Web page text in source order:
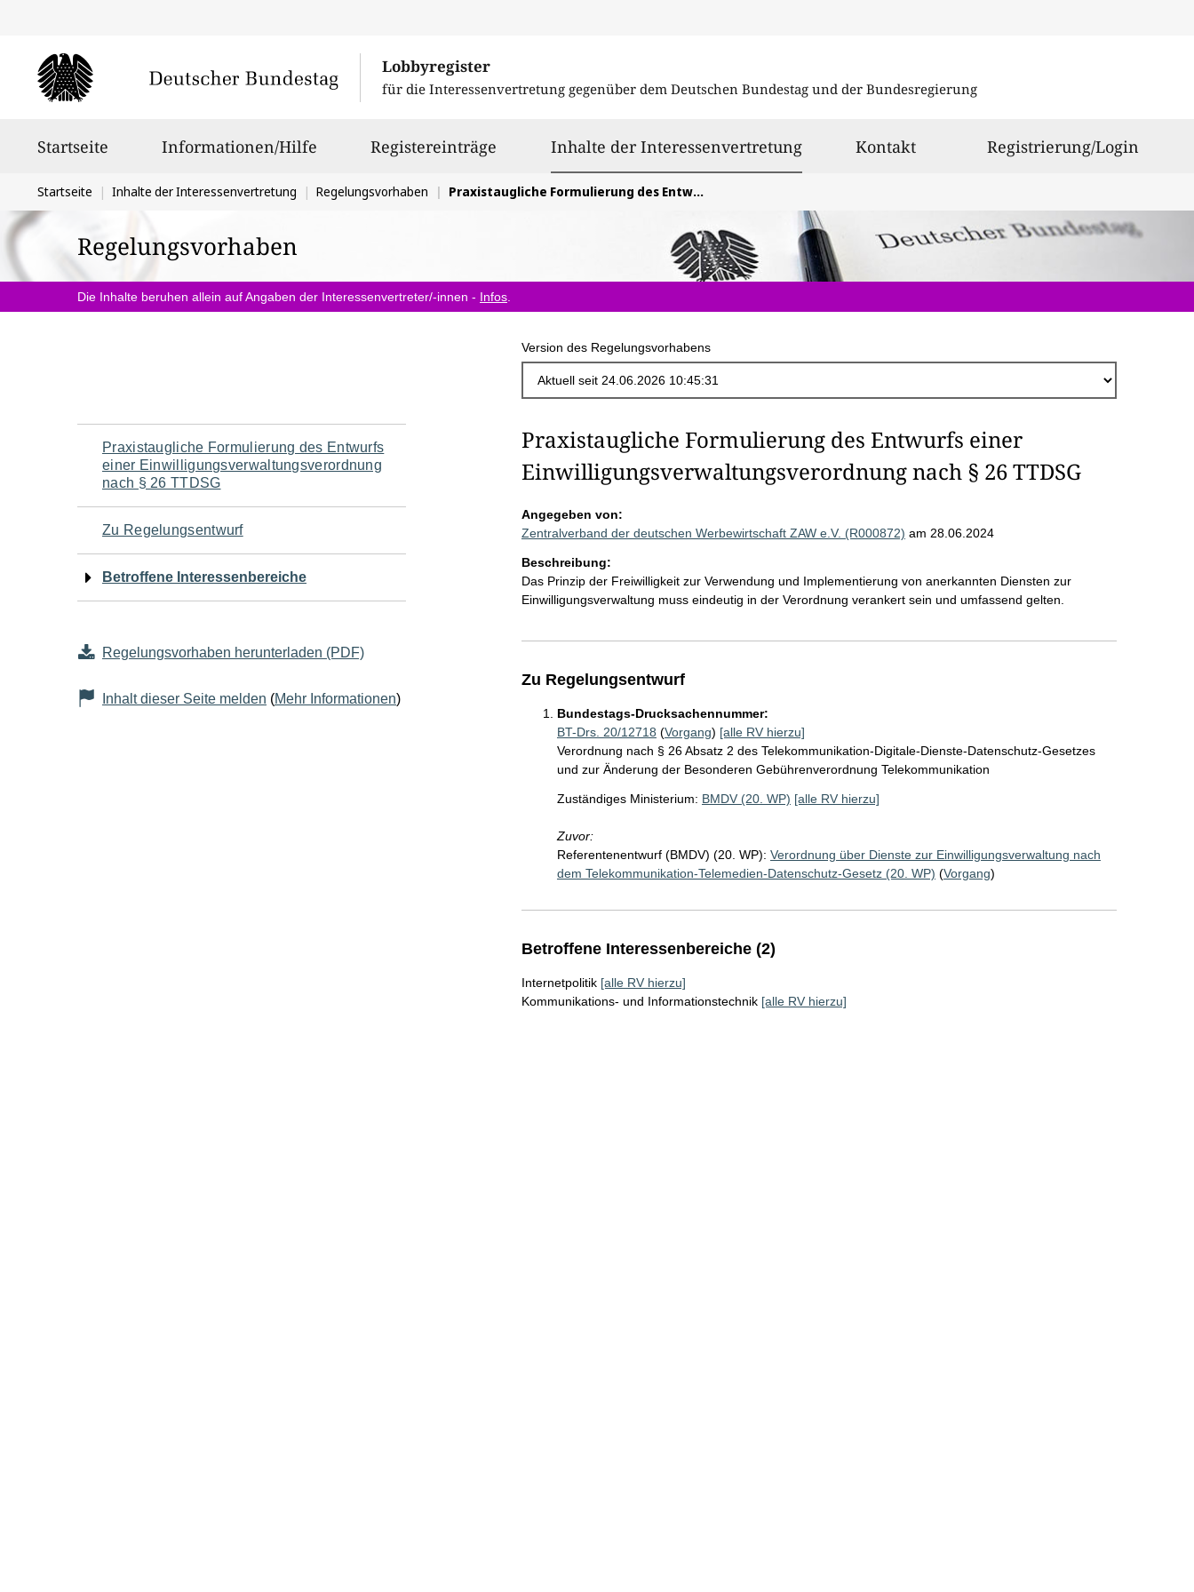
Lobbyregister
für die Interessenvertretung gegenüber dem Deutschen Bundestag und der Bundesregierung
Startseite Informationen/Hilfe Registereinträge Inhalte der Interessenvertretungausgewählt
Kontakt Registrierung/Login
Sie
befinden
sich
hier:
Startseite Inhalte der Interessenvertretung Regelungsvorhaben Praxistaugliche Formulierung des Entwurfs einer Einwilligungsverwaltungsverordnung nach § 26 TTDSG
Regelungsvorhaben
Die Inhalte beruhen allein auf Angaben der Interessenvertreter/-innen - Infos
Version des Regelungsvorhabens
Navigation
für
den
Seiteninhalt
Praxistaugliche Formulierung des Entwurfs
einer Einwilligungsverwaltungsverordnung
nach § 26 TTDSG
Zu Regelungsentwurf
Betroffene Interessenbereiche
Regelungsvorhaben herunterladen (PDF)
Inhalt dieser Seite melden (Mehr Informationen)
Praxistaugliche Formulierung des Entwurfs einer
Einwilligungsverwaltungsverordnung nach § 26 TTDSG
Angegeben von:
Zentralverband der deutschen Werbewirtschaft ZAW e.V. (R000872) am 28.06.2024
Beschreibung:
Das Prinzip der Freiwilligkeit zur Verwendung und Implementierung von anerkannten Diensten zur
Einwilligungsverwaltung muss eindeutig in der Verordnung verankert sein und umfassend gelten.
Zu Regelungsentwurf
Bundestags-Drucksachennummer:
BT-Drs. 20/12718 (Vorgang) [alle RV hierzu]
Verordnung nach § 26 Absatz 2 des Telekommunikation-Digitale-Dienste-Datenschutz-Gesetzes
und zur Änderung der Besonderen Gebührenverordnung Telekommunikation
Zuständiges Ministerium: BMDV (20. WP) [alle RV hierzu]
Zuvor:
Referentenentwurf (BMDV) (20. WP): Verordnung über Dienste zur Einwilligungsverwaltung nach
dem Telekommunikation-Telemedien-Datenschutz-Gesetz (20. WP) (Vorgang)
Betroffene Interessenbereiche (2)
Internetpolitik [alle RV hierzu]
Kommunikations- und Informationstechnik [alle RV hierzu]